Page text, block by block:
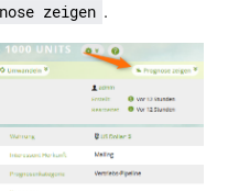
zeigen .